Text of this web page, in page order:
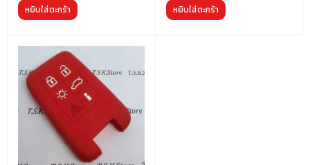
หยิบใส่ตะกร้า หยิบใส่ตะกร้า